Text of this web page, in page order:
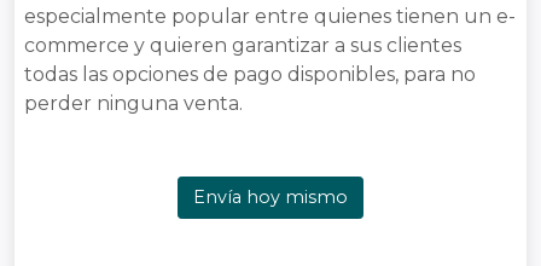
especialmente popular entre quienes tienen un e-
commerce y quieren garantizar a sus clientes
todas las opciones de pago disponibles, para no
perder ninguna venta.
Envía hoy mismo